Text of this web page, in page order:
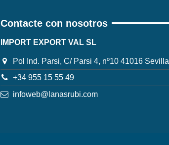
Contacte con nosotros
IMPORT EXPORT VAL SL
Pol Ind. Parsi, C/ Parsi 4, nº10 41016 Sevilla
+34 955 15 55 49
infoweb@lanasrubi.com